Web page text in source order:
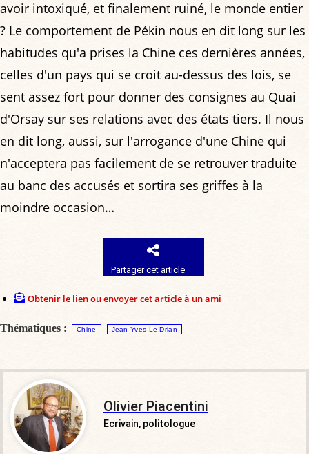
avoir intoxiqué, et finalement ruiné, le monde entier
? Le comportement de Pékin nous en dit long sur les
habitudes qu'a prises la Chine ces dernières années,
celles d'un pays qui se croit au-dessus des lois, se
sent assez fort pour donner des consignes au Quai
d'Orsay sur ses relations avec des états tiers. Il nous
en dit long, aussi, sur l'arrogance d'une Chine qui
n'acceptera pas facilement de se retrouver traduite
au banc des accusés et sortira ses griffes à la
moindre occasion…
Partager cet article
Obtenir le lien ou envoyer cet article à un ami
Thématiques : Chine Jean-Yves Le Drian
Olivier Piacentini
Ecrivain, politologue